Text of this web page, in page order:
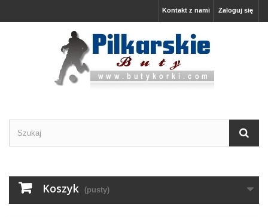
Zaloguj się
Kontakt z nami
Koszyk (pusty)